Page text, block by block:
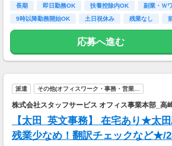
長期 即日勤務OK 扶養控除内OK
副業・Ｗ
9時以降勤務開始OK
土日祝休み 残業なし
応募へ進む
派遣 その他(オフィスワーク・事務・営業…
株式会社スタッフサービス オフィス事業本部_高
【太田_英文事務】 在宅あり★太
残業少なめ！翻訳チェックなど★/